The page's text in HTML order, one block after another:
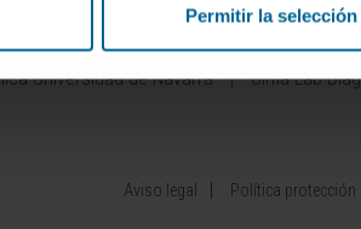
Permitir la selección
Universidad de Navarra Cima Lab
Aviso legal Política protección